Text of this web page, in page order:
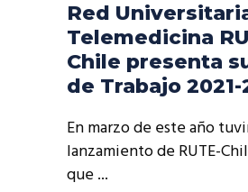
Red
Telemedicina
Chile presenta
de Trabajo 2021-
En marzo de este año
lanzamiento de RUTE-
que